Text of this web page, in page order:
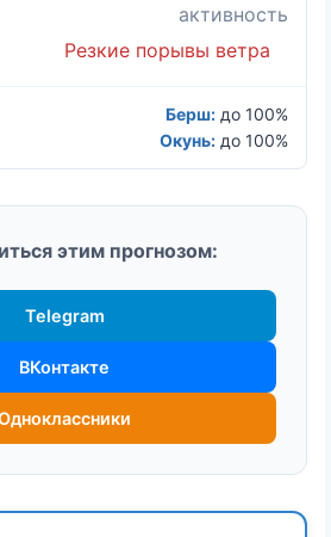
активность
Резкие порывы ветра
Берш: до 100%
Окунь: до 100%
этим прогнозом:
Telegram
ВКонтакте